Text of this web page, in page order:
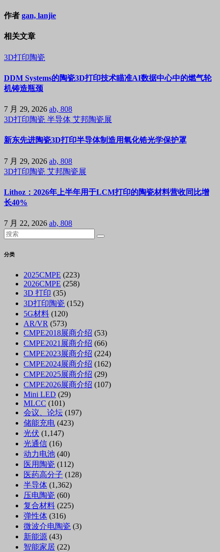
作者 gan, lanjie
相关文章
3D打印陶瓷
DDM Systems的陶瓷3D打印技术瞄准AI数据中心中的燃气轮
机铸造瓶颈
7 月 29, 2026 ab, 808
3D打印陶瓷 半导体 艾邦陶瓷展
新东先进陶瓷3D打印半导体制造用氧化锆光学保护罩
7 月 29, 2026 ab, 808
3D打印陶瓷 艾邦陶瓷展
Lithoz：2026年上半年用于LCM打印的陶瓷材料营收同比增
长40%
7 月 22, 2026 ab, 808
分类
2025CMPE (223)
2026CMPE (258)
3D 打印 (35)
3D打印陶瓷 (152)
5G材料 (120)
AR/VR (573)
CMPE2018展商介绍 (53)
CMPE2021展商介绍 (66)
CMPE2023展商介绍 (224)
CMPE2024展商介绍 (162)
CMPE2025展商介绍 (29)
CMPE2026展商介绍 (107)
Mini LED (29)
MLCC (101)
会议、论坛 (197)
储能充电 (423)
光伏 (1,147)
光通信 (16)
动力电池 (40)
医用陶瓷 (112)
医药高分子 (128)
半导体 (1,362)
压电陶瓷 (60)
复合材料 (225)
弹性体 (316)
微波介电陶瓷 (3)
新能源 (43)
智能家居 (22)